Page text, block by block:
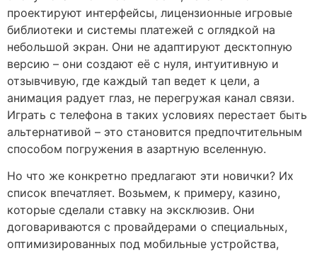
проектируют интерфейсы, лицензионные игровые
библиотеки и системы платежей с оглядкой на
небольшой экран. Они не адаптируют десктопную
версию – они создают её с нуля, интуитивную и
отзывчивую, где каждый тап ведет к цели, а
анимация радует глаз, не перегружая канал связи.
Играть с телефона в таких условиях перестает быть
альтернативой – это становится предпочтительным
способом погружения в азартную вселенную.
Но что же конкретно предлагают эти новички? Их
список впечатляет. Возьмем, к примеру, казино,
которые сделали ставку на эксклюзив. Они
договариваются с провайдерами о специальных,
оптимизированных под мобильные устройства,